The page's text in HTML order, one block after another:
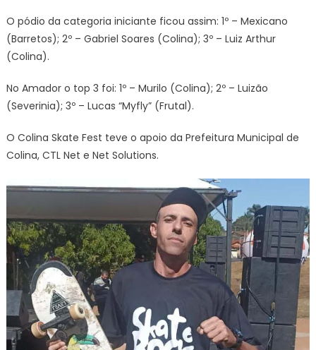
O pódio da categoria iniciante ficou assim: 1º – Mexicano
(Barretos); 2º – Gabriel Soares (Colina); 3º – Luiz Arthur
(Colina).
No Amador o top 3 foi: 1º – Murilo (Colina); 2º – Luizão
(Severinia); 3º – Lucas “Myfly” (Frutal).
O Colina Skate Fest teve o apoio da Prefeitura Municipal de
Colina, CTL Net e Net Solutions.